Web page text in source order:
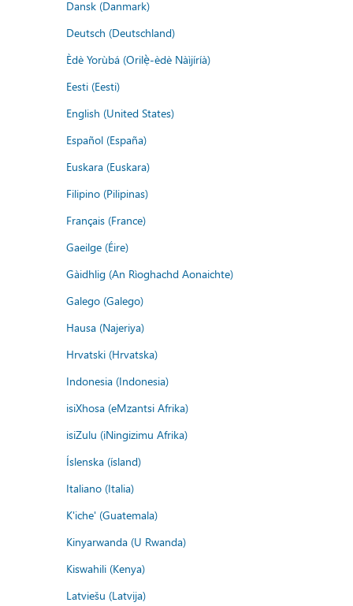
Dansk (Danmark)
Deutsch (Deutschland)
Èdè Yorùbá (Orilẹ̀-èdè Nàìjíríà)
Eesti (Eesti)
English (United States)
Español (España)
Euskara (Euskara)
Filipino (Pilipinas)
Français (France)
Gaeilge (Éire)
Gàidhlig (An Rìoghachd Aonaichte)
Galego (Galego)
Hausa (Najeriya)
Hrvatski (Hrvatska)
Indonesia (Indonesia)
isiXhosa (eMzantsi Afrika)
isiZulu (iNingizimu Afrika)
Íslenska (ísland)
Italiano (Italia)
K'iche' (Guatemala)
Kinyarwanda (U Rwanda)
Kiswahili (Kenya)
Latviešu (Latvija)